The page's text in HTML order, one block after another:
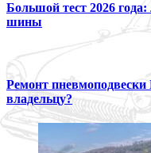
Большой тест 2026
шины
Ремонт пневмоподвески
владельцу?